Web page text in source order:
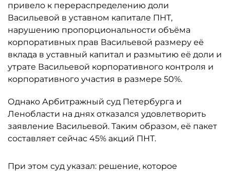
привело к перераспределению доли
Васильевой в уставном капитале ПНТ,
нарушению пропорциональности объёма
корпоративных прав Васильевой размеру её
вклада в уставный капитал и размытию её доли и
утрате Васильевой корпоративного контроля и
корпоративного участия в размере 50%.
Однако Арбитражный суд Петербурга и
Ленобласти на днях отказался удовлетворить
заявление Васильевой. Таким образом, её пакет
составляет сейчас 45% акций ПНТ.
При этом суд указал: решение, которое